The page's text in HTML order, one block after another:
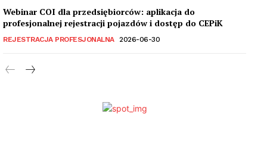
Webinar COI dla przedsiębiorców: aplikacja do
profesjonalnej rejestracji pojazdów i dostęp do CEPiK
REJESTRACJA PROFESJONALNA 2026-06-30